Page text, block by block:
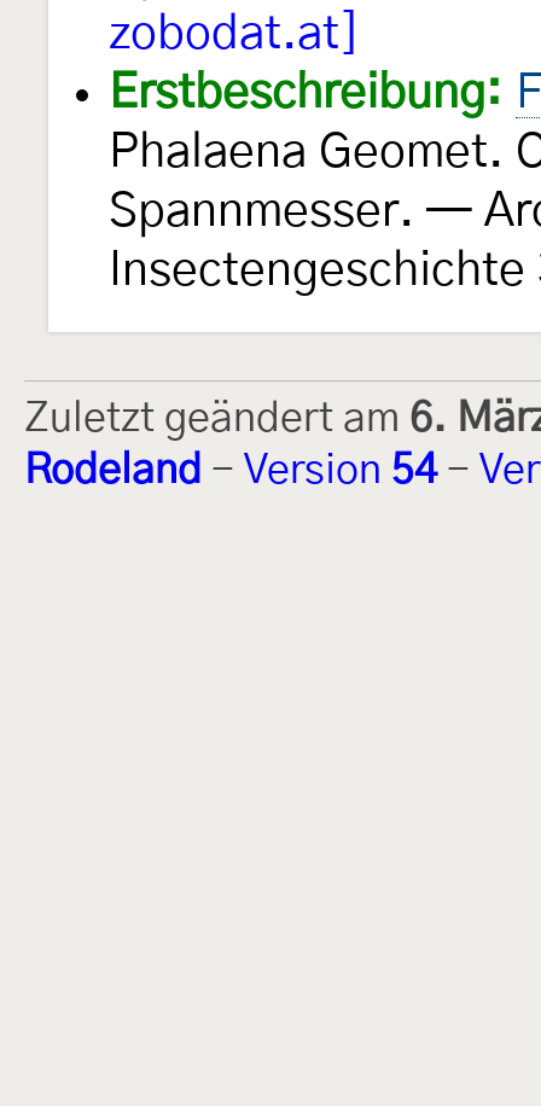
zobodat.at]
Erstbeschreibung:
Phalaena Geomet.
Spannmesser. —
Insectengeschichte
Zuletzt geändert am 6.
Rodeland - Version 54-